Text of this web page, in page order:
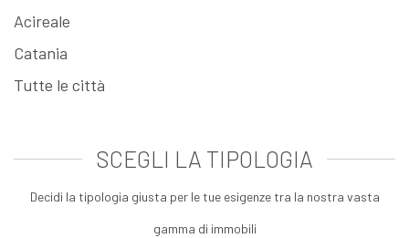
Acireale
Catania
Tutte le città
SCEGLI LA TIPOLOGIA
Decidi la tipologia giusta per le tue esigenze tra la nostra vasta
gamma di immobili